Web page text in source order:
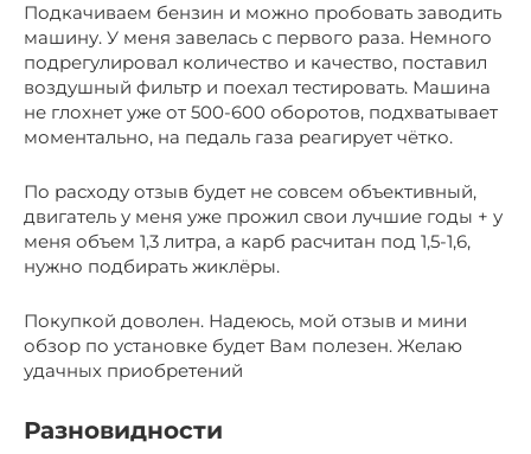
Подкачиваем бензин и можно пробовать заводить
машину. У меня завелась с первого раза. Немного
подрегулировал количество и качество, поставил
воздушный фильтр и поехал тестировать. Машина
не глохнет уже от 500-600 оборотов, подхватывает
моментально, на педаль газа реагирует чётко.
По расходу отзыв будет не совсем объективный,
двигатель у меня уже прожил свои лучшие годы + у
меня объем 1,3 литра, а карб расчитан под 1,5-1,6,
нужно подбирать жиклёры.
Покупкой доволен. Надеюсь, мой отзыв и мини
обзор по установке будет Вам полезен. Желаю
удачных приобретений
Разновидности